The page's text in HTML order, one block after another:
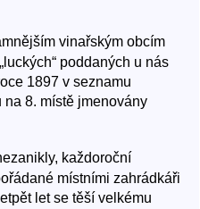
vinařským obcím
poddaných u nás
1897 v seznamu
8. místě jmenovány
každoroční
místními zahrádkáři
let se těší velkému